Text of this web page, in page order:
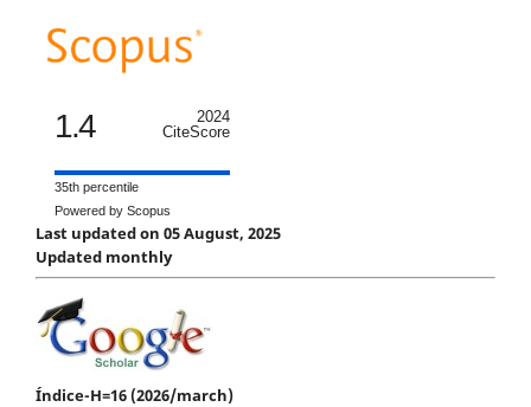
1.4
2024
CiteScore
35th percentile
Powered by Scopus
Last updated on 05 August, 2025
Updated monthly
Índice-H=16 (2026/march)